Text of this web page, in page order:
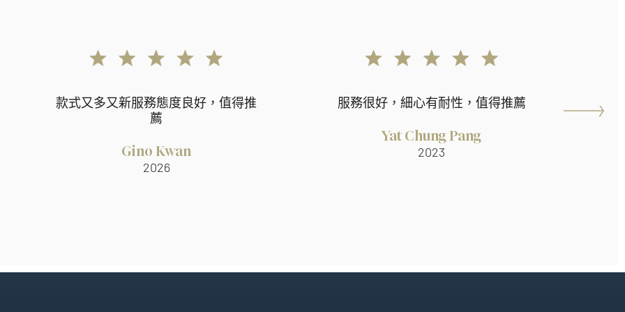
款式又多又新服務態度良好，值得推
薦
Gino Kwan
2026
服務很好，細心有耐性，值得推薦
Yat Chung Pang
2023